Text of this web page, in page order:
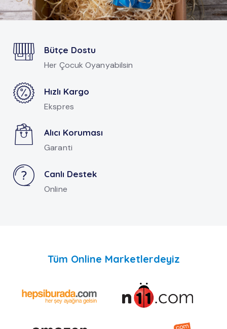
Bütçe Dostu
Her Çocuk Oyanyabilsin
Hızlı Kargo
Ekspres
Alıcı Koruması
Garanti
Canlı Destek
Online
Tüm Online Marketlerdeyiz